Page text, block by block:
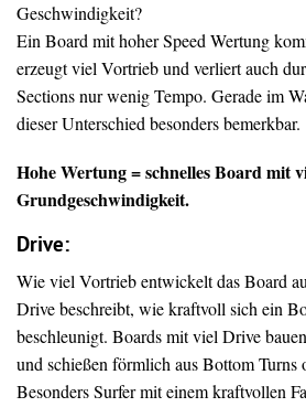
Geschwindigkeit?
Ein Board mit hoher Speed Wertung
erzeugt viel Vortrieb und verliert auch
Sections nur wenig Tempo. Gerade im
dieser Unterschied besonders bemerkbar.
Hohe Wertung = schnelles Board mit
Grundgeschwindigkeit.
Drive:
Wie viel Vortrieb entwickelt das Board
Drive beschreibt, wie kraftvoll sich ein
beschleunigt. Boards mit viel Drive
und schießen förmlich aus Bottom Turns
Besonders Surfer mit einem kraftvollen